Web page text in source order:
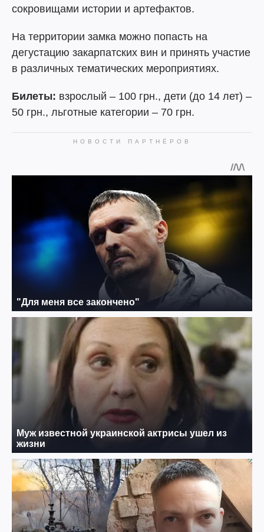
сокровищами истории и артефактов.
На территории замка можно попасть на
дегустацию закарпатских вин и принять участие
в различных тематических мероприятиях.
Билеты: взрослый – 100 грн., дети (до 14 лет) –
50 грн., льготные категории – 70 грн.